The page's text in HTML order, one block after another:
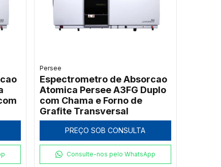
Persee
Espectrometro de Absorcao
Atomica Persee A3FG Duplo
com Chama e Forno de
Grafite Transversal
PREÇO SOB CONSULTA
Consulte-nos pelo WhatsApp